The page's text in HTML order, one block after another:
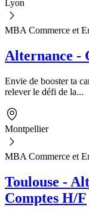
Lyon
MBA Commerce et
Alternance -
Envie de booster ta
relever le défi de la...
Montpellier
MBA Commerce et
Toulouse -
Comptes H/F